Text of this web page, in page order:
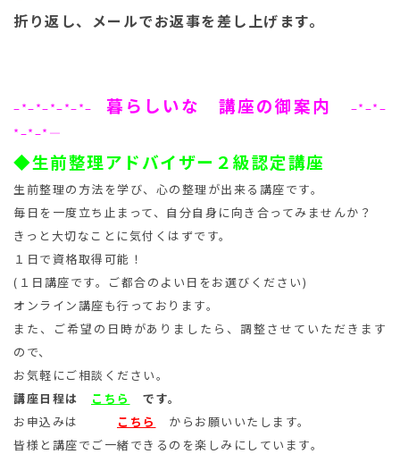
折り返し、メールでお返事を差し上げます。
–*–*–*–*–*–暮らしいな 講座の御案内
–*–*–
*–*–* —
◆生前整理アドバイザー２級認定講座
生前整理の方法を学び、心の整理が出来る講座です。
毎日を一度立ち止まって、自分自身に向き合ってみませんか？
きっと大切なことに気付くはずです。
１日で資格取得可能！
(１日講座です。ご都合のよい日をお選びください)
オンライン講座も行っております。
また、ご希望の日時がありましたら、調整させていただきます
ので、
お気軽にご相談ください。
講座日程は
こちら
です。
お申込みは
こちら
からお願いいたします。
皆様と講座でご一緒できるのを楽しみにしています。